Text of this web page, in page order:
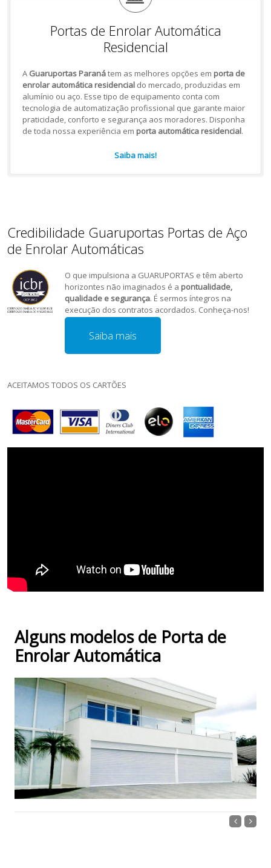
Portas de Enrolar Automática
Residencial
A Guaruportas Paranátem as melhores opções em porta de
enrolar automática residencialdo mercado, produzidas em
alumínio ou aço. Esse tipo de equipamento conta com
tecnologia de automatização profissional que garante maior
praticidade, conforto e segurança aos moradores. Disponha
de toda nossa experiência em porta automática residencial.
Saiba mais!
Credibilidade Guaruportas Portas de Aço
de Enrolar Automáticas
O que impulsiona a GUARUPORTAS e têm aberto
horizontes não imaginados é a pontualidade,
qualidade e segurança. É sermos íntegros na
execução dos contratos acordados. Conheça-nos!
Saiba mais
ACEITAMOS TODOS OS CARTÕES
Alguns modelos de Porta de
Enrolar Automática